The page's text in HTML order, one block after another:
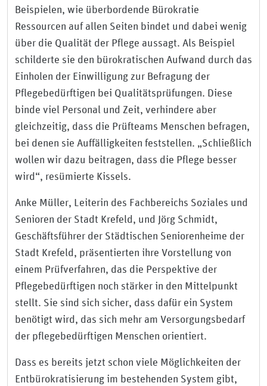
Beispielen, wie überbordende Bürokratie
Ressourcen auf allen Seiten bindet und dabei wenig
über die Qualität der Pflege aussagt. Als Beispiel
schilderte sie den bürokratischen Aufwand durch das
Einholen der Einwilligung zur Befragung der
Pflegebedürftigen bei Qualitätsprüfungen. Diese
binde viel Personal und Zeit, verhindere aber
gleichzeitig, dass die Prüfteams Menschen befragen,
bei denen sie Auffälligkeiten feststellen. „Schließlich
wollen wir dazu beitragen, dass die Pflege besser
wird“, resümierte Kissels.
Anke Müller, Leiterin des Fachbereichs Soziales und
Senioren der Stadt Krefeld, und Jörg Schmidt,
Geschäftsführer der Städtischen Seniorenheime der
Stadt Krefeld, präsentierten ihre Vorstellung von
einem Prüfverfahren, das die Perspektive der
Pflegebedürftigen noch stärker in den Mittelpunkt
stellt. Sie sind sich sicher, dass dafür ein System
benötigt wird, das sich mehr am Versorgungsbedarf
der pflegebedürftigen Menschen orientiert.
Dass es bereits jetzt schon viele Möglichkeiten der
Entbürokratisierung im bestehenden System gibt,